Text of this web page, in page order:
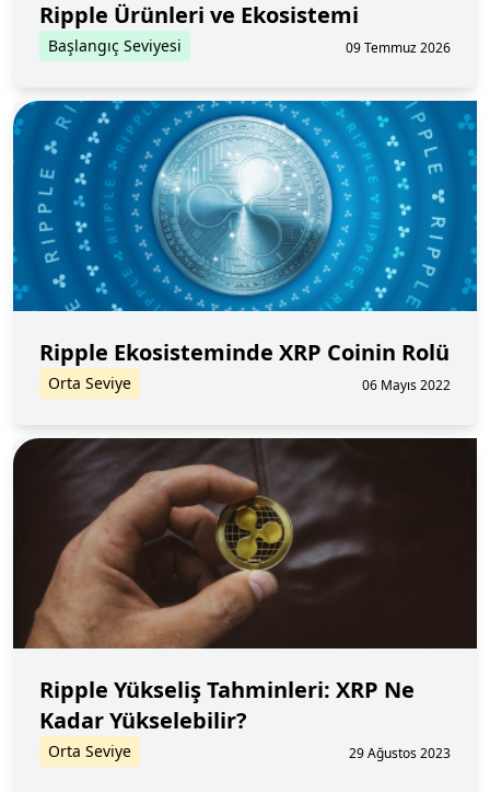
Ripple Ürünleri ve Ekosistemi
Başlangıç Seviyesi 09 Temmuz 2026
Ripple Ekosisteminde XRP Coinin Rolü
Orta Seviye 06 Mayıs 2022
Ripple Yükseliş Tahminleri: XRP Ne
Kadar Yükselebilir?
Orta Seviye 29 Ağustos 2023